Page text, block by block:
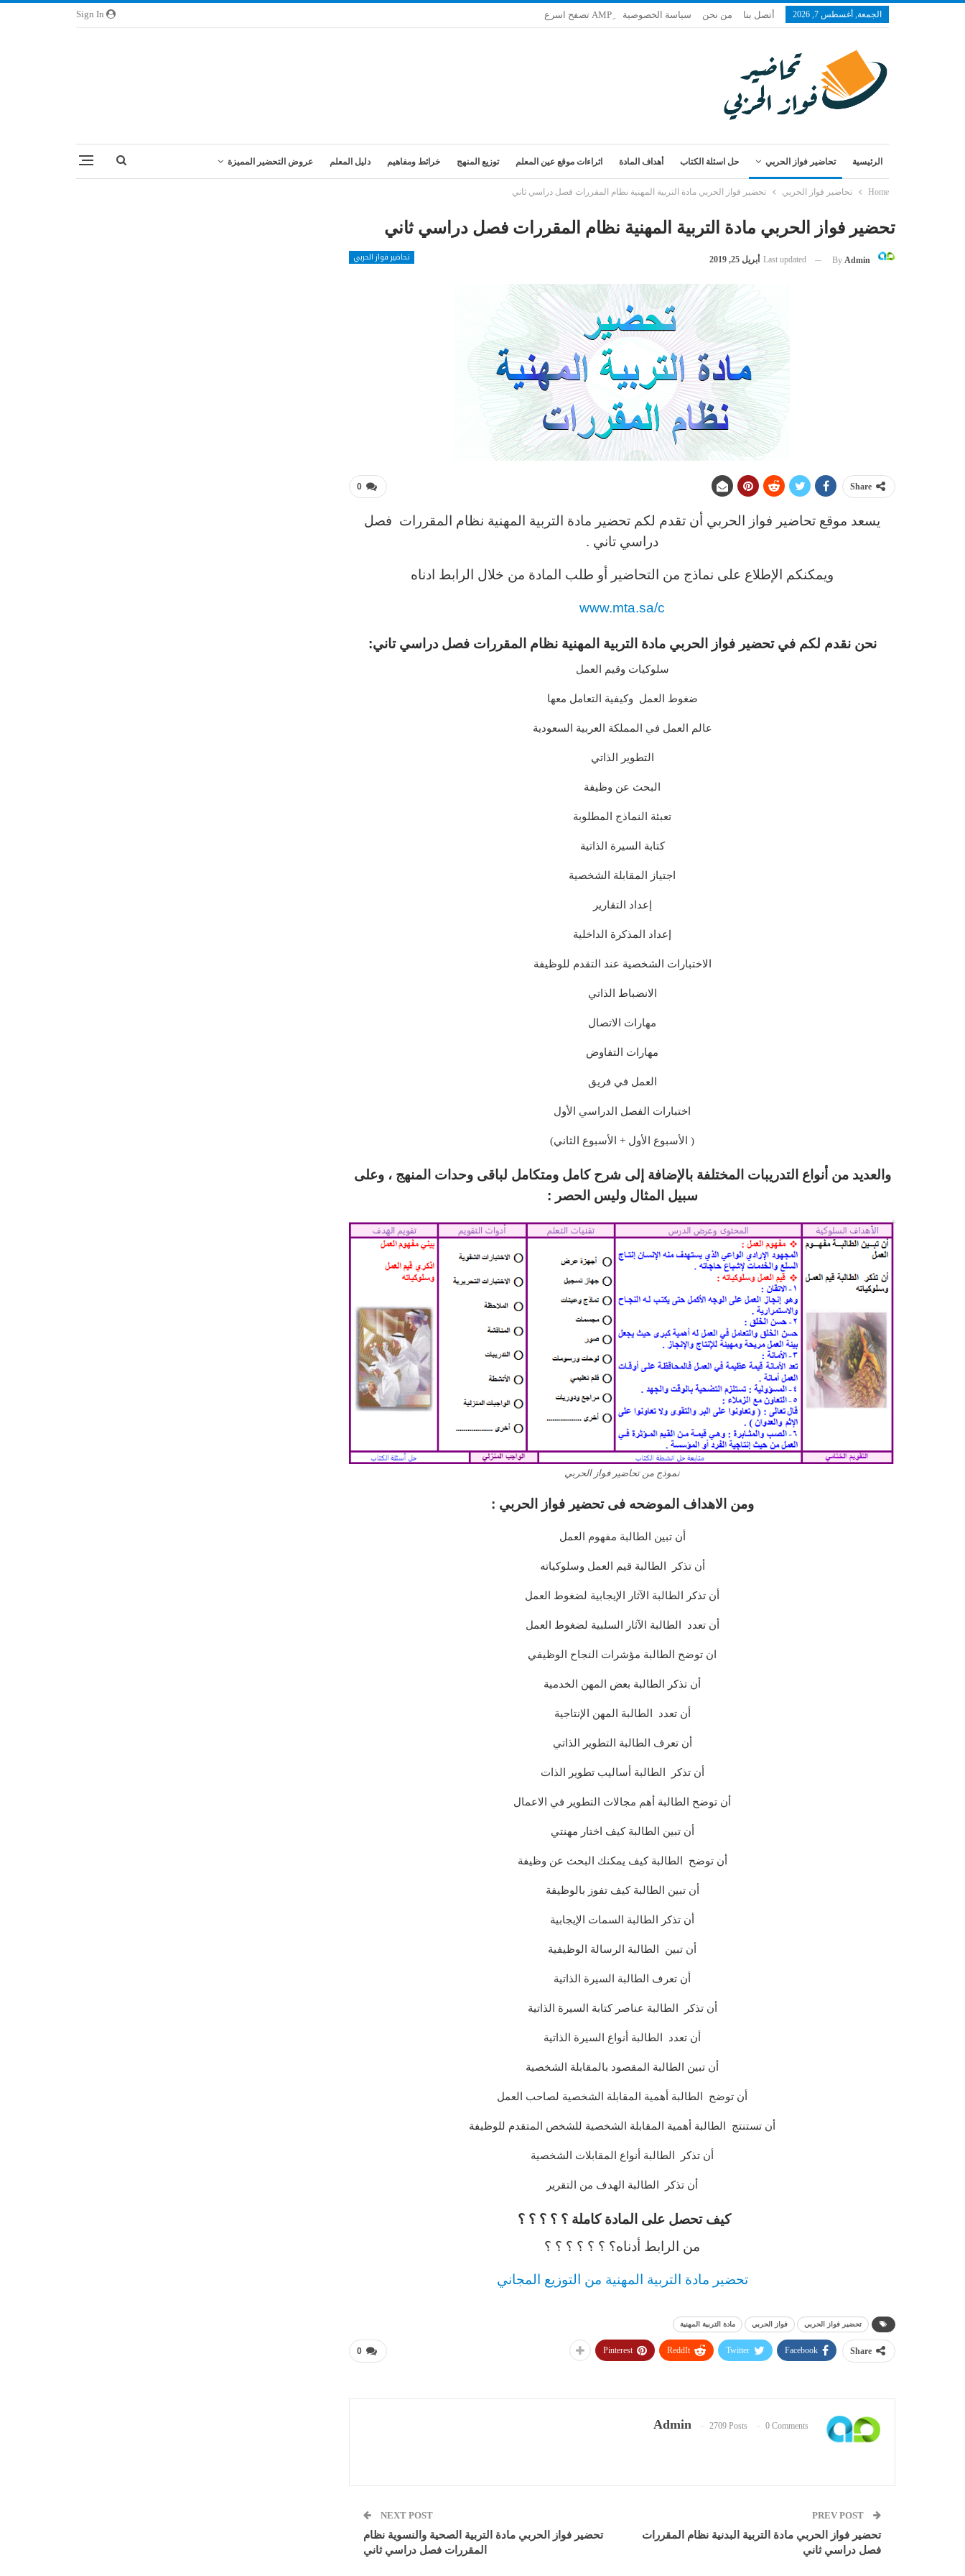
الجمعة, أغسطس 7, 2026 أتصل بنا من نحن سياسة الخصوصية
الرئيسية تحاضير فواز الحربي حل اسئلة الكتاب أهداف المادة اثراءات موقع عين المعلم توزيع المنهج خرائط ومفاهيم دليل المعلم عروض التحضير المميزة
Home تحاضير فواز الحربي تحضير فواز الحربي مادة التربية المهنية نظام المقررات فصل دراسي ثاني
تحضير فواز الحربي مادة التربية المهنية نظام المقررات فصل دراسي ثاني
تحاضير فواز الحربي By Admin
Last updated أبريل 25, 2019
0 Share
يسعد موقع تحاضير فواز الحربي أن تقدم لكم تحضير مادة التربية المهنية نظام المقررات فصل
دراسي تاني .
ويمكنكم الإطلاع على نماذج من التحاضير أو طلب المادة من خلال الرابط ادناه
www.mta.sa/c
نحن نقدم لكم في تحضير فواز الحربي مادة التربية المهنية نظام المقررات فصل دراسي تاني:
سلوكيات وقيم العمل
ضغوط العمل وكيفية التعامل معها
عالم العمل في المملكة العربية السعودية
التطوير الذاتي
البحث عن وظيفة
تعبئة النماذج المطلوبة
كتابة السيرة الذاتية
اجتياز المقابلة الشخصية
إعداد التقارير
إعداد المذكرة الداخلية
الاختبارات الشخصية عند التقدم للوظيفة
الانضباط الذاتي
مهارات الاتصال
مهارات التفاوض
العمل في فريق
اختبارات الفصل الدراسي الأول
( الأسبوع الأول + الأسبوع الثاني)
والعديد من أنواع التدريبات المختلفة بالإضافة إلى شرح كامل ومتكامل لباقى وحدات المنهج ، وعلى
سبيل المثال وليس الحصر :
نموذج من تحاضير فواز الحربي
ومن الاهداف الموضحه فى تحضير فواز الحربي :
أن تبين الطالبة مفهوم العمل
أن تذكر الطالبة قيم العمل وسلوكياته
أن تذكر الطالبة الآثار الإيجابية لضغوط العمل
أن تعدد الطالبة الآثار السلبية لضغوط العمل
ان توضح الطالبة مؤشرات النجاح الوظيفي
أن تذكر الطالبة بعض المهن الخدمية
أن تعدد الطالبة المهن الإنتاجية
أن تعرف الطالبة التطوير الذاتي
أن تذكر الطالبة أساليب تطوير الذات
أن توضح الطالبة أهم مجالات التطوير في الاعمال
أن تبين الطالبة كيف اختار مهنتي
أن توضح الطالبة كيف يمكنك البحث عن وظيفة
أن تبين الطالبة كيف تفوز بالوظيفة
أن تذكر الطالبة السمات الإيجابية
أن تبين الطالبة الرسالة الوظيفية
أن تعرف الطالبة السيرة الذاتية
أن تذكر الطالبة عناصر كتابة السيرة الذاتية
أن تعدد الطالبة أنواع السيرة الذاتية
أن تبين الطالبة المقصود بالمقابلة الشخصية
أن توضح الطالبة أهمية المقابلة الشخصية لصاحب العمل
أن تستنتج الطالبة أهمية المقابلة الشخصية للشخص المتقدم للوظيفة
أن تذكر الطالبة أنواع المقابلات الشخصية
أن تذكر الطالبة الهدف من التقرير
كيف تحصل على المادة كاملة ؟ ؟ ؟ ؟ ؟
من الرابط أدناه؟ ؟ ؟ ؟ ؟ ؟ ؟
تحضير مادة التربية المهنية من التوزيع المجاني
تحضير فواز الحربي فواز الحربي مادة التربية المهنية
0 Share
Facebook
Twitter
ReddIt
Pinterest
Admin 2709 Posts 0 Comments
تحضير فواز الحربي مادة التربية البدنية نظام المقررات
فصل دراسي ثاني
NEXT POST
تحضير فواز الحربي مادة التربية الصحية والنسوية نظام
المقررات فصل دراسي ثاني